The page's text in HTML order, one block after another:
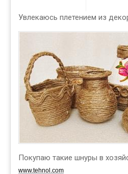
Увлекаюсь плетением из
Покупаю такие шнуры в
www.tehnol.com